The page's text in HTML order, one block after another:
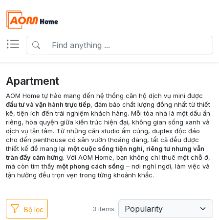
Apartment
AOM Home tự hào mang đến hệ thống căn hộ dịch vụ mini được
đầu tư và vận hành trực tiếp, đảm bảo chất lượng đồng nhất từ thiết
kế, tiện ích đến trải nghiệm khách hàng. Mỗi tòa nhà là một dấu ấn
riêng, hòa quyện giữa kiến trúc hiện đại, không gian sống xanh và
dịch vụ tận tâm. Từ những căn studio ấm cúng, duplex độc đáo
cho đến penthouse có sân vườn thoáng đãng, tất cả đều được
thiết kế để mang lại một cuộc sống tiện nghi, riêng tư nhưng vẫn
tràn đầy cảm hứng. Với AOM Home, bạn không chỉ thuê một chỗ ở,
mà còn tìm thấy một phong cách sống – nơi nghỉ ngơi, làm việc và
tận hưởng đều trọn vẹn trong từng khoảnh khắc.
Bộ lọc 3 items